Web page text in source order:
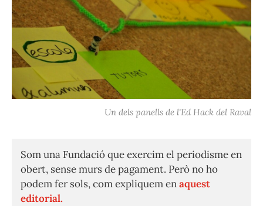
Un dels panells de l'Ed Hack del Raval
Som una Fundació que exercim el periodisme en
obert, sense murs de pagament. Però no ho
podem fer sols, com expliquem enaquest
editorial.